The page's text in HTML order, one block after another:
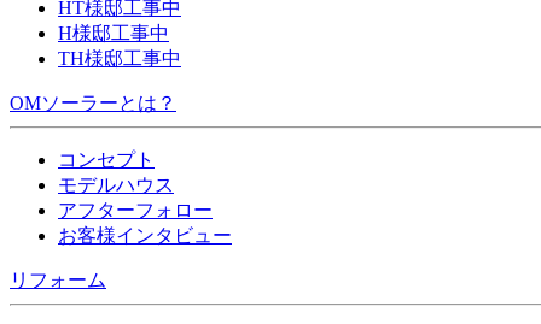
HT様邸工事中
H様邸工事中
TH様邸工事中
OMソーラーとは？
コンセプト
モデルハウス
アフターフォロー
お客様インタビュー
リフォーム